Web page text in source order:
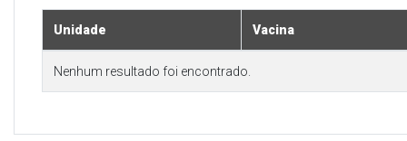
Unidade Vacina
Nenhum resultado foi encontrado.